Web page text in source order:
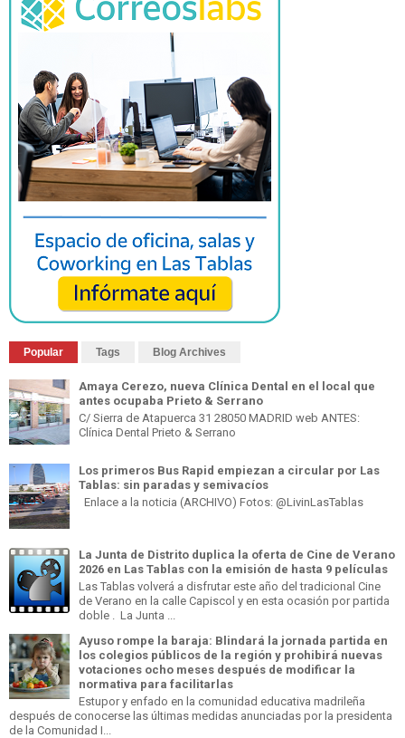
Popular Tags Blog Archives
Amaya Cerezo, nueva Clínica Dental en el local que
antes ocupaba Prieto & Serrano
C/ Sierra de Atapuerca 31 28050 MADRID web ANTES:
Clínica Dental Prieto & Serrano
Los primeros Bus Rapid empiezan a circular por Las
Tablas: sin paradas y semivacíos
Enlace a la noticia (ARCHIVO) Fotos: @LivinLasTablas
La Junta de Distrito duplica la oferta de Cine de Verano
2026 en Las Tablas con la emisión de hasta 9 películas
Las Tablas volverá a disfrutar este año del tradicional Cine
de Verano en la calle Capiscol y en esta ocasión por partida
doble . La Junta ...
Ayuso rompe la baraja: Blindará la jornada partida en
los colegios públicos de la región y prohibirá nuevas
votaciones ocho meses después de modificar la
normativa para facilitarlas
Estupor y enfado en la comunidad educativa madrileña
después de conocerse las últimas medidas anunciadas por la presidenta
de la Comunidad I...